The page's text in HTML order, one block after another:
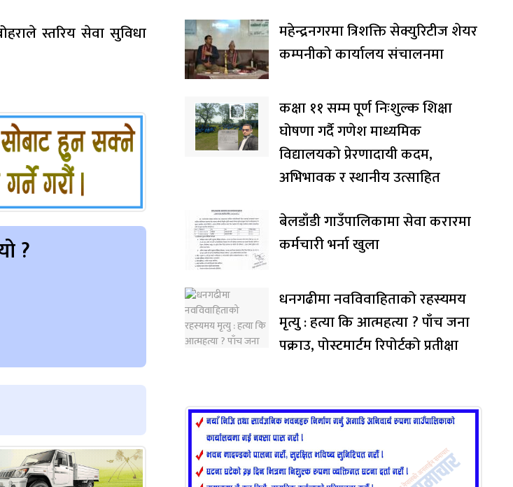
स्तरिय सेवा सुविधा
?
महेन्द्रनगरमा त्रिशक्ति सेक्युरिटीज शेयर
कम्पनीको कार्यालय संचालनमा
कक्षा ११ सम्म पूर्ण निःशुल्क शिक्षा
घोषणा गर्दै गणेश माध्यमिक
विद्यालयको प्रेरणादायी कदम,
अभिभावक र स्थानीय उत्साहित
बेलडाँडी गाउँपालिकामा सेवा करारमा
कर्मचारी भर्ना खुला
धनगढीमा नवविवाहिताको रहस्यमय
मृत्यु : हत्या कि आत्महत्या ? पाँच जना
पक्राउ, पोस्टमार्टम रिपोर्टको प्रतीक्षा